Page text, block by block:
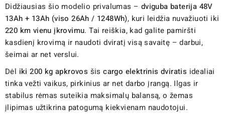
Didžiausias šio modelio privalumas – dviguba baterija 48V
13Ah + 13Ah (viso 26Ah / 1248Wh), kuri leidžia nuvažiuoti iki
220 km vienu įkrovimu. Tai reiškia, kad galite pamiršti
kasdienį krovimą ir naudoti dviratį visą savaitę – darbui,
šeimai ar net verslui.
Dėl iki 200 kg apkrovos šiscargo elektrinis dviratis idealiai
tinka vežti vaikus, pirkinius ar net darbo įrangą. Ilgas ir
stabilus rėmas suteikia maksimalų balansą, o žemas
įlipimas užtikrina patogumą kiekvienam naudotojui.